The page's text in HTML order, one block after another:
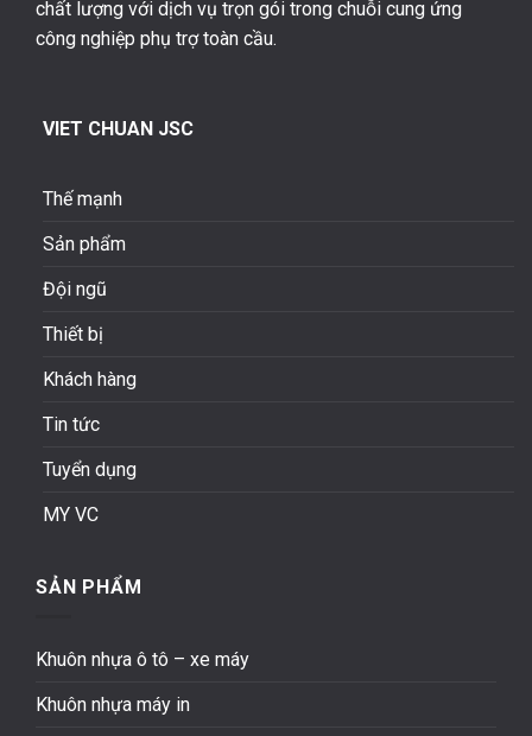
chất lượng với dịch vụ trọn gói trong chuỗi cung ứng
công nghiệp phụ trợ toàn cầu.
VIET CHUAN JSC
Thế mạnh
Sản phẩm
Đội ngũ
Thiết bị
Khách hàng
Tin tức
Tuyển dụng
MY VC
SẢN PHẨM
Khuôn nhựa ô tô – xe máy
Khuôn nhựa máy in